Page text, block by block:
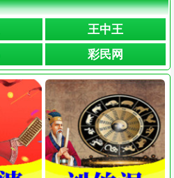
王中王
彩民网